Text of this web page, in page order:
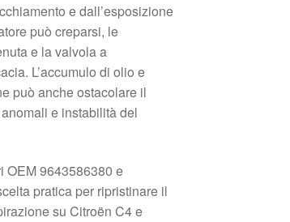
e dall’esposizione
può creparsi, le
e la valvola a
L’accumulo di olio e
può anche ostacolare il
e instabilità del
OEM 9643586380 e
pratica per ripristinare il
su Citroën C4 e